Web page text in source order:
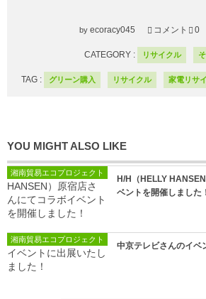
by ecoracy045 コメント 0
CATEGORY : リサイクル
TAG : グリーン購入 リサイクル 家電リサ
YOU MIGHT ALSO LIKE
湘南貿易エコプロジェクト
H/H（HELLY
ベントを開催しました！
湘南貿易エコプロジェクト
中京テレビさんのイベ